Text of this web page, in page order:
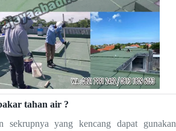
tahan air ?
sekrupnya yang kencang dapat gunakan